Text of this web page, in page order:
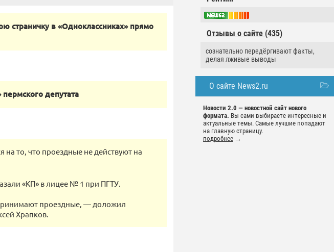
Отзывы о сайте (435)
сознательно передёргивают факты,
делая лживые выводы
О сайте News2.ru
Новости 2.0 — новостной сайт нового
формата. Вы сами выбираете интересные и
актуальные темы. Самые лучшие попадают
на главную страницу.
подробнее →
страничку в «Одноклассниках» прямо
депутата
то, что проездные не действуют на
«КП» в лицее № 1 при ПГТУ.
проездные, — доложил
Храпков.